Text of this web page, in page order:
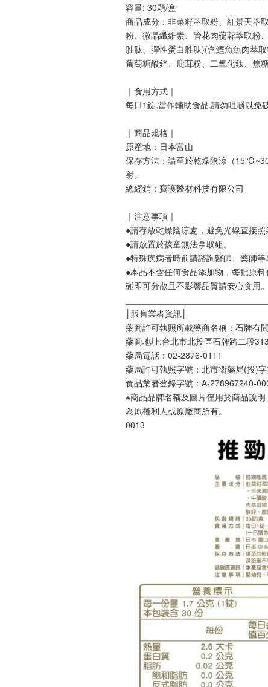
容量: 30顆/盒
商品成分：韭菜籽萃取粉、紅景天萃
粉、微晶纖維素、管花肉蓯蓉萃取粉
胜肽、彈性蛋白胜肽)(含鰹魚魚肉萃
葡萄糖酸鋅、鹿茸粉、二氧化鈦、焦
｜食⽤⽅式｜
每日1錠,當作輔助食品,請勿咀嚼以免
｜商品規格｜
原產地：日本富山
保存方法：請至於乾燥陰涼（
射。
總經銷：寶護醫材科技有限公司
｜注意事項｜
●請存放乾燥陰涼處，避免光線直接照
●請放置於孩童無法拿取組。
●特殊疾病者時前請諮詢醫師、藥師等
●本品不含任何食品添加物，每批原
碰即可分散且不影響品質請安⼼食⽤。
│販售業者資訊│
藥商許可執照所載藥商名稱：石牌有
藥商地址:台北市北投區石牌路二段
藥局電話：02-2876-0111
藥局許可執照字號：北市衛藥局(投)
食品業者登錄字號：A-278967240-
※商品品牌名稱及圖片僅用於商品說
為原權利人或原廠商所有。
0013